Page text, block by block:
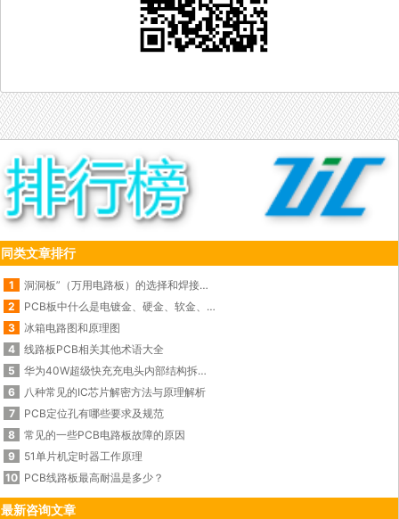
同类文章排行
1
洞洞板”（万用电路板）的选择和焊接使用技巧
2
PCB板中什么是电镀金、硬金、软金、化金、闪金？
3
冰箱电路图和原理图
4
线路板PCB相关其他术语大全
5
华为40W超级快充充电头内部结构拆解图
6
八种常见的IC芯片解密方法与原理解析
7
PCB定位孔有哪些要求及规范
8
常见的一些PCB电路板故障的原因
9
51单片机定时器工作原理
10 PCB线路板最高耐温是多少？
最新咨询文章